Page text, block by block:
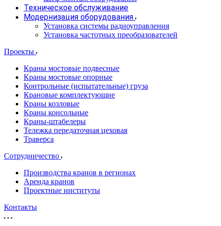
Техническое обслуживание
Модернизация оборудования
Установка системы радиоуправления
Установка частотных преобразователей
Проекты
Краны мостовые подвесные
Краны мостовые опорные
Контрольные (испытательные) груза
Крановые комплектующие
Краны козловые
Краны консольные
Краны-штабелеры
Тележка передаточная цеховая
Траверса
Сотрудничество
Производства кранов в регионах
Аренда кранов
Проектные институты
Контакты